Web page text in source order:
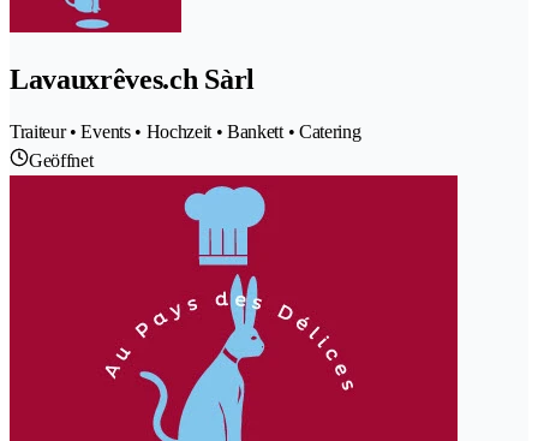
Lavauxrêves.ch Sàrl
Traiteur • Events • Hochzeit • Bankett • Catering
Geöffnet